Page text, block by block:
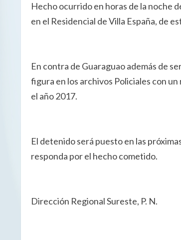
Hecho ocurrido en horas de la noche
en el Residencial de Villa España, de
En contra de Guaraguao además de
figura en los archivos Policiales con
el año 2017.
El detenido será puesto en las
responda por el hecho cometido.
Dirección Regional Sureste, P. N.